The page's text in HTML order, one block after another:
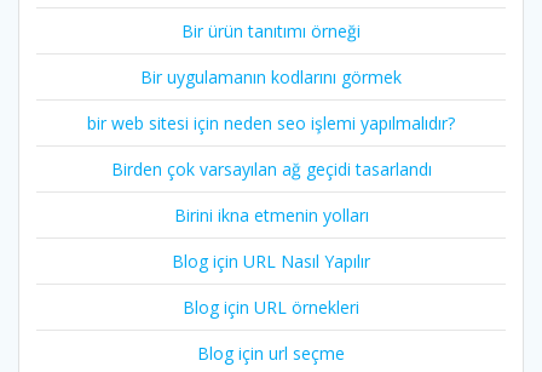
Bir ürün tanıtımı örneği
Bir uygulamanın kodlarını görmek
bir web sitesi için neden seo işlemi yapılmalıdır?
Birden çok varsayılan ağ geçidi tasarlandı
Birini ikna etmenin yolları
Blog için URL Nasıl Yapılır
Blog için URL örnekleri
Blog için url seçme